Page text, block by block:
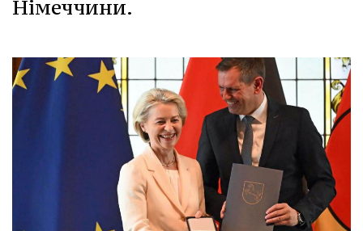
Німеччини.